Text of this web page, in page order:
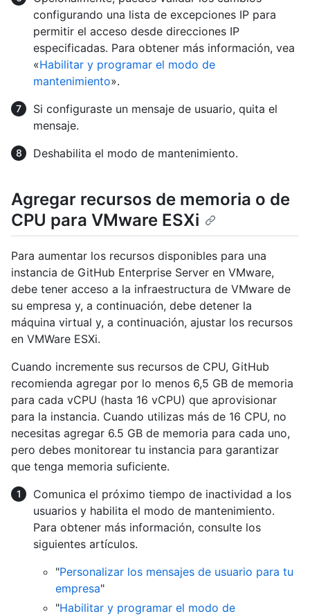
configurando una lista de excepciones IP para
permitir el acceso desde direcciones IP
especificadas. Para obtener más información, vea
«Habilitar y programar el modo de
mantenimiento».
Si configuraste un mensaje de usuario, quita el
mensaje.
Deshabilita el modo de mantenimiento.
Agregar recursos de memoria o de
CPU para VMware ESXi
Para aumentar los recursos disponibles para una
instancia de GitHub Enterprise Server en VMware,
debe tener acceso a la infraestructura de VMware de
su empresa y, a continuación, debe detener la
máquina virtual y, a continuación, ajustar los recursos
en VMWare ESXi.
Cuando incremente sus recursos de CPU, GitHub
recomienda agregar por lo menos 6,5 GB de memoria
para cada vCPU (hasta 16 vCPU) que aprovisionar
para la instancia. Cuando utilizas más de 16 CPU, no
necesitas agregar 6.5 GB de memoria para cada uno,
pero debes monitorear tu instancia para garantizar
que tenga memoria suficiente.
Comunica el próximo tiempo de inactividad a los
usuarios y habilita el modo de mantenimiento.
Para obtener más información, consulte los
siguientes artículos.
"Personalizar los mensajes de usuario para tu
empresa"
"Habilitar y programar el modo de